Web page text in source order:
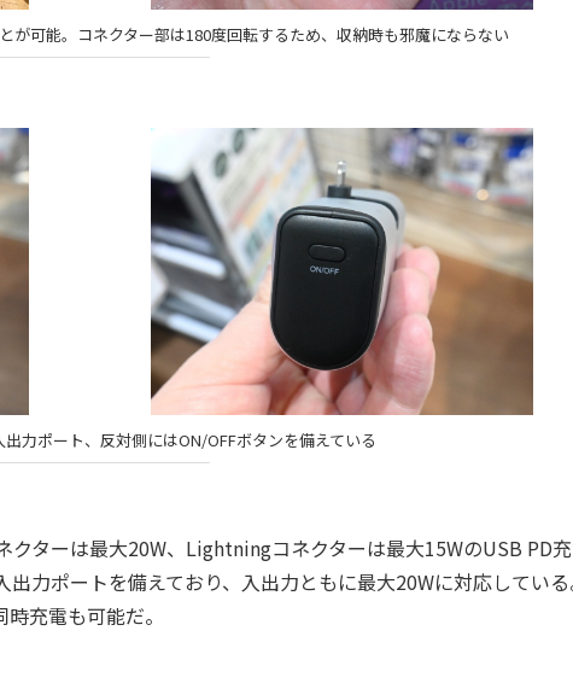
が可能。コネクター部は180度回転するため、収納時も邪魔にならない
力ポート、反対側にはON/OFFボタンを備えている
ターは最大20W、Lightningコネクターは最大15WのUSB PD
力ポートを備えており、入出力ともに最大20Wに対応してい
充電も可能だ。